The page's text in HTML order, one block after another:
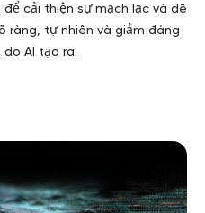
cải thiện sự mạch lạc và dễ
ràng, tự nhiên và giảm đáng
AI tạo ra.